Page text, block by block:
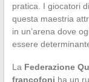
pratica. I giocatori
questa maestria
in un’arena dove
essere
La Federazione
francofoni ha un